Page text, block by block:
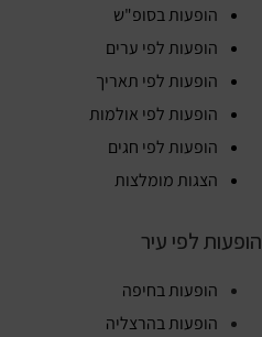
הופעות בסופ"ש
הופעות לפי ערים
הופעות לפי תאריך
הופעות לפי אולמות
הופעות לפי חגים
הצגות מומלצות
הופעות לפי עיר
הופעות בחיפה
הופעות בהרצליה